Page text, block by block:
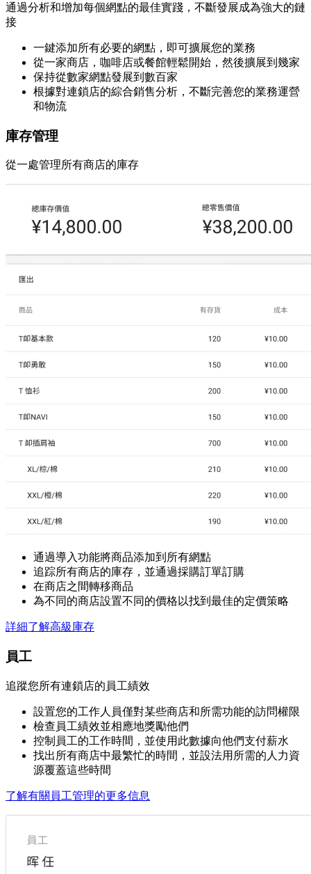
通過分析和增加每個網點的最佳實踐，不斷發展成為強大的鏈
接
一鍵添加所有必要的網點，即可擴展您的業務
從一家商店，咖啡店或餐館輕鬆開始，然後擴展到幾家
保持從數家網點發展到數百家
根據對連鎖店的綜合銷售分析，不斷完善您的業務運營
和物流
庫存管理
從一處管理所有商店的庫存
通過導入功能將商品添加到所有網點
追踪所有商店的庫存，並通過採購訂單訂購
在商店之間轉移商品
為不同的商店設置不同的價格以找到最佳的定價策略
詳細了解高級庫存
員工
追蹤您所有連鎖店的員工績效
設置您的工作人員僅對某些商店和所需功能的訪問權限
檢查員工績效並相應地獎勵他們
控制員工的工作時間，並使用此數據向他們支付薪水
找出所有商店中最繁忙的時間，並設法用所需的人力資
源覆蓋這些時間
了解有關員工管理的更多信息